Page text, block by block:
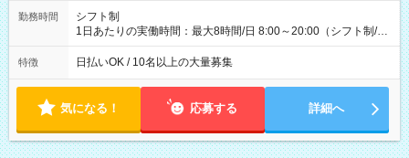
勤務時間
シフト制
1日あたりの実働時間：最大8時間/日 8:00～20:00（シフト制/実
働8時間） ※週5日勤務（場所次第では週4も有り） ※配達状況
によって時間外での勤務可能性有り ※案件により多少の前後あ
特徴 日払いOK / 10名以上の大量募集
気になる！ 応募する 詳細へ